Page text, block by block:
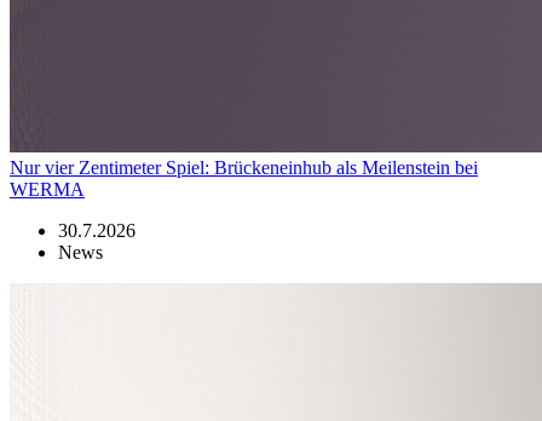
Nur vier Zentimeter Spiel: Brückeneinhub als Meilenstein bei
WERMA
30.7.2026
News